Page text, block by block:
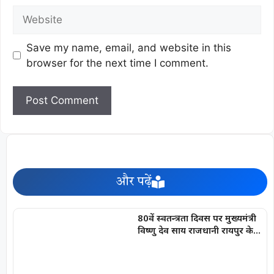
Save my name, email, and website in this
browser for the next time I comment.
और पढ़ें
80वें स्वतन्त्रता दिवस पर मुख्यमंत्री
विष्णु देव साय राजधानी रायपुर के